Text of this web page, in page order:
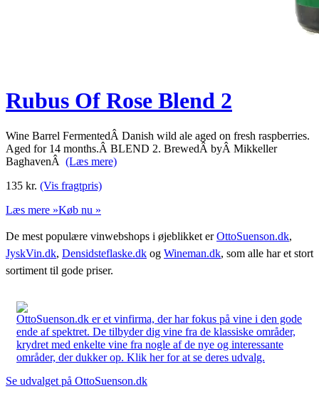
Rubus Of Rose Blend 2
Wine Barrel FermentedÂ Danish wild ale aged on fresh raspberries.
Aged for 14 months.Â BLEND 2. BrewedÂ byÂ Mikkeller
BaghavenÂ (Læs mere)
135 kr. (Vis fragtpris)
Læs mere »Køb nu »
De mest populære vinwebshops i øjeblikket erOttoSuenson.dk,
JyskVin.dk, Densidsteflaske.dk og Wineman.dk, som alle har et stort
sortiment til gode priser.
OttoSuenson.dk er et vinfirma, der har fokus på vine i den gode
ende af spektret. De tilbyder dig vine fra de klassiske områder,
krydret med enkelte vine fra nogle af de nye og interessante
områder, der dukker op. Klik her for at se deres udvalg.
Se udvalget på OttoSuenson.dk